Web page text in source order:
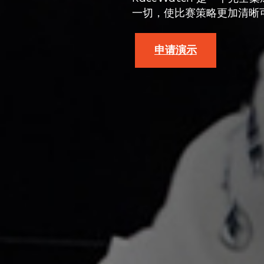
一切，使比赛策略更加清
申请演示